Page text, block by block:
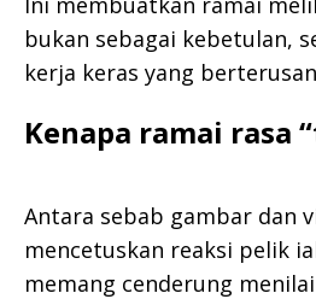
bukan sebagai kebetulan,
kerja keras yang
Kenapa ramai rasa
Antara sebab gambar dan
mencetuskan reaksi pelik
memang cenderung